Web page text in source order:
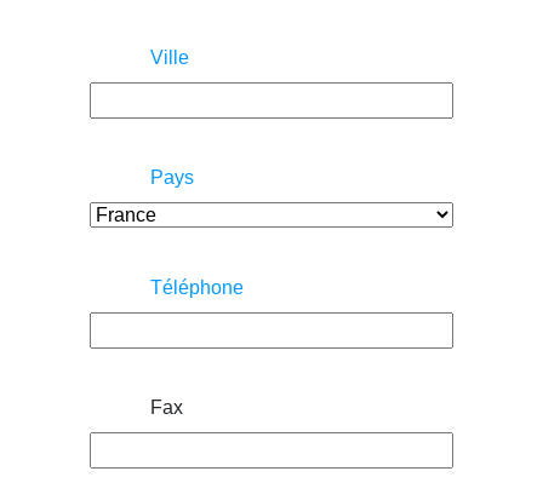
Ville
Pays
Téléphone
Fax